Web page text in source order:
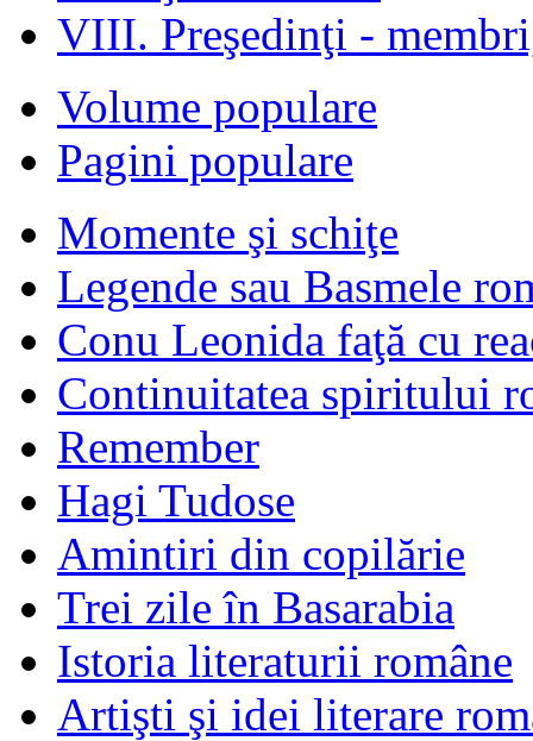
VIII. Preşedinţi -
Volume populare
Pagini populare
Momente şi schiţe
Legende sau Basmele
Conu Leonida faţă cu
Continuitatea spiritului
Remember
Hagi Tudose
Amintiri din copilărie
Trei zile în Basarabia
Istoria literaturii române
Artişti şi idei literare